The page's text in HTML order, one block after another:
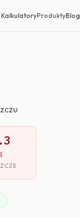
KalkulatoryProduktyBlog